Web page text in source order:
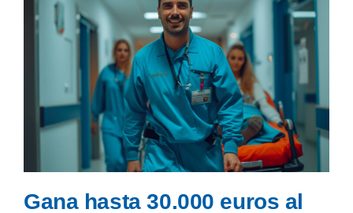
Gana hasta 30.000 euros al